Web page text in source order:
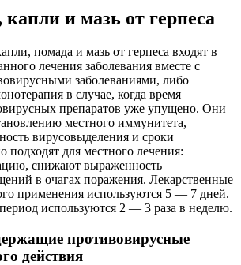
и мазь от герпеса
помада и мазь от герпеса входят в
лечения заболевания вместе с
заболеваниями, либо
в случае, когда время
препаратов уже упущено. Они
местного иммунитета,
вирусовыделения и сроки
подходят для местного лечения:
снижают выраженность
в очагах поражения. Лекарственные
применения используются 5 — 7 дней.
используются 2 — 3 раза в неделю.
противовирусные
действия